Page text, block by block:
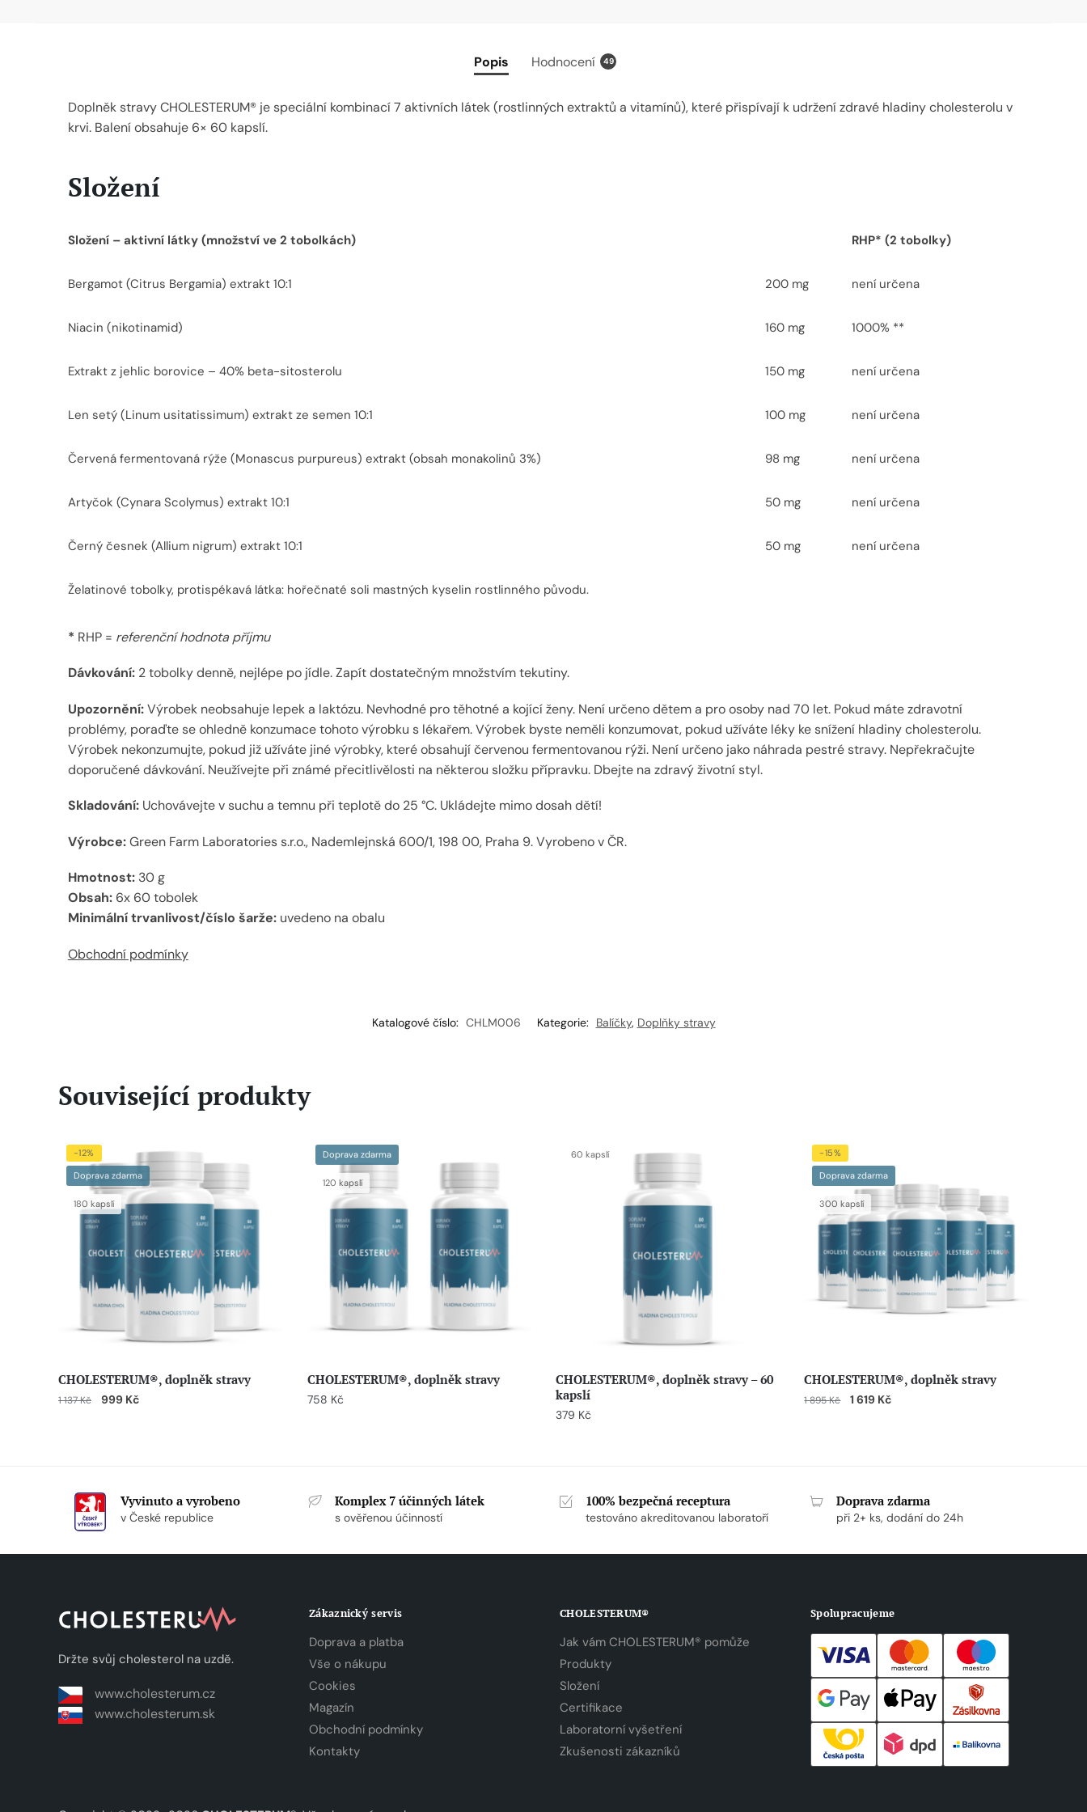
Popis Hodnocení 49
Doplněk stravy CHOLESTERUM® je speciální kombinací 7 aktivních látek (rostlinných extraktů a vitamínů), které přispívají k udržení zdravé hladiny cholesterolu v
krvi. Balení obsahuje 6× 60 kapslí.
Složení
Složení – aktivní látky (množství ve 2 tobolkách) RHP* (2 tobolky)
Bergamot (Citrus Bergamia) extrakt 10:1 200 mg není určena
Niacin (nikotinamid) 160 mg 1000% **
Extrakt z jehlic borovice – 40% beta-sitosterolu 150 mg není určena
Len setý (Linum usitatissimum) extrakt ze semen 10:1 100 mg není určena
Červená fermentovaná rýže (Monascus purpureus) extrakt (obsah monakolinů 3%) 98 mg není určena
Artyčok (Cynara Scolymus) extrakt 10:1 50 mg není určena
Černý česnek (Allium nigrum) extrakt 10:1 50 mg není určena
Želatinové tobolky, protispékavá látka: hořečnaté soli mastných kyselin rostlinného původu.
* RHP = referenční hodnota příjmu
Dávkování: 2 tobolky denně, nejlépe po jídle. Zapít dostatečným množstvím tekutiny.
Upozornění:Výrobek neobsahuje lepek a laktózu. Nevhodné pro těhotné a kojící ženy. Není určeno dětem a pro osoby nad 70 let. Pokud máte zdravotní
problémy, poraďte se ohledně konzumace tohoto výrobku s lékařem. Výrobek byste neměli konzumovat, pokud užíváte léky ke snížení hladiny cholesterolu.
Výrobek nekonzumujte, pokud již užíváte jiné výrobky, které obsahují červenou fermentovanou rýži. Není určeno jako náhrada pestré stravy. Nepřekračujte
doporučené dávkování. Neužívejte při známé přecitlivělosti na některou složku přípravku. Dbejte na zdravý životní styl.
Skladování:Uchovávejte v suchu a temnu při teplotě do 25 °C. Ukládejte mimo dosah dětí!
Výrobce:Green Farm Laboratories s.r.o., Nademlejnská 600/1, 198 00, Praha 9. Vyrobeno v ČR.
Hmotnost:30 g
Obsah: 6x 60 tobolek
Minimální trvanlivost/číslo šarže: uvedeno na obalu
Obchodní podmínky
Katalogové číslo: CHLM006 Kategorie: Balíčky, Doplňky stravy
Související produkty
-12%
Doprava zdarma
180 kapslí
CHOLESTERUM®, doplněk stravy
1 137Kč 999 Kč
Doprava zdarma
120 kapslí
CHOLESTERUM®, doplněk stravy
758 Kč
60 kapslí
CHOLESTERUM®, doplněk stravy – 60
kapslí
379 Kč
-15%
Doprava zdarma
300 kapslí
CHOLESTERUM®, doplněk stravy
1 895Kč 1 619 Kč
Vyvinuto a vyrobeno
v České republice
Komplex 7 účinných látek
s ověřenou účinností
100% bezpečná receptura
testováno akreditovanou laboratoří
Doprava zdarma
při 2+ ks, dodání do 24h
Držte svůj cholesterol na uzdě.
www.cholesterum.cz
www.cholesterum.sk
Zákaznický servis
Doprava a platba
Vše o nákupu
Cookies
Magazín
Obchodní podmínky
Kontakty
CHOLESTERUM®
Jak vám CHOLESTERUM® pomůže
Produkty
Složení
Certifikace
Laboratorní vyšetření
Zkušenosti zákazníků
Spolupracujeme